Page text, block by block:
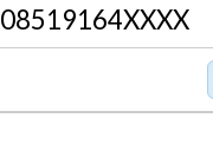
08519164XXXX